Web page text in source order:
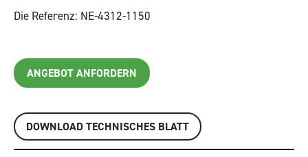
Die Referenz: NE-4312-1150
ANGEBOT ANFORDERN
DOWNLOAD TECHNISCHES BLATT